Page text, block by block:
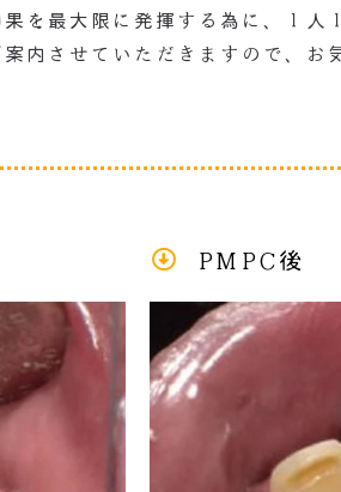
を最大限に発揮する為に、１人
内させていただきますので、お
PMPC後